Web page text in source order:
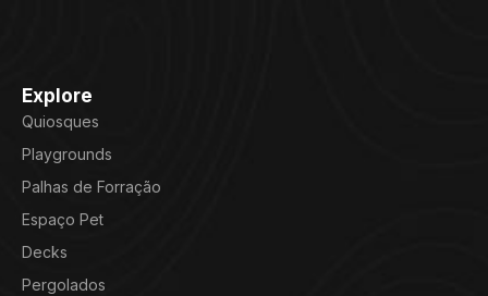
Explore
Quiosques
Playgrounds
Palhas de Forração
Espaço Pet
Decks
Pergolados